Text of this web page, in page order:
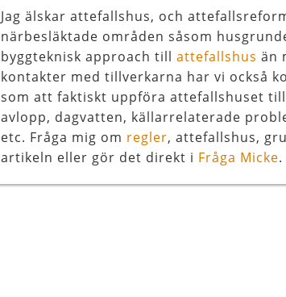
Jag älskar attefallshus, och
närbesläktade områden såsom
byggteknisk approach till attefallshus än
kontakter med tillverkarna har vi också
som att faktiskt uppföra attefallshuset
avlopp, dagvatten, källarrelaterade
etc. Fråga mig om regler, attefallshus,
artikeln eller gör det direkt i Fråga Micke.